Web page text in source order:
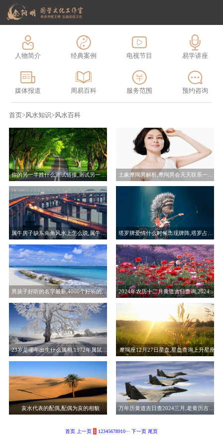
人物简介 经典案例 电视节目 易学讲座
媒体报道 周易百科 服务范围 预约咨询
首页>风水知识>风水百科
你的另一半姓什么测试链接,测试另一半会是哪里人
属牛房子缺东南角风水上怎么说,属牛住房哪个方向最好
男孩子好听的名字最新,4000个好听的男孩名字 2024年农历十二月黄道吉日查询,2024二月二龙抬头搬家好不好
23岁是哪年出生什么属相,1972年属鼠的是什么命 摩羯座12月27日星盘,星盘查询上升星座
亥水代表的配偶,配偶为亥的相貌 万年历黄道吉日查2024三月,老黄历吉日吉时辰查询
首页 上一页 1 12345678910··· 下一页 尾页